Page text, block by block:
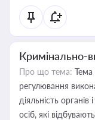
Кримінально-
Про що тема: Тема
регулювання
діяльність
осіб, які